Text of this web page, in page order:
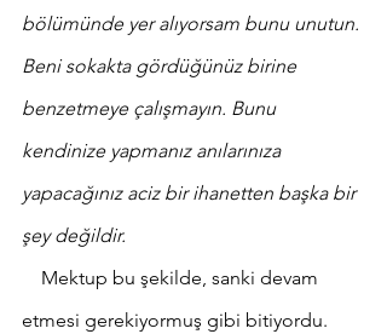
bölümünde yer alıyorsam bunu unutun.
Beni sokakta gördüğünüz birine
benzetmeye çalışmayın. Bunu
kendinize yapmanız anılarınıza
yapacağınız aciz bir ihanetten başka bir
şey değildir.
etmesi gerekiyormuş gibi bitiyordu.